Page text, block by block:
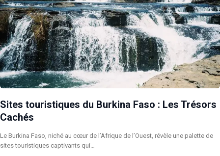
Sites touristiques du Burkina Faso : Les Trésors
Cachés
Le Burkina Faso, niché au cœur de l’Afrique de l’Ouest, révèle une palette de
sites touristiques captivants qui…